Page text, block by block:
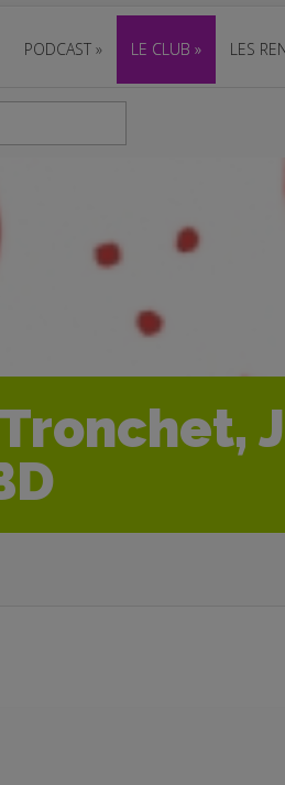
PODCAST » LE CLUB » LES